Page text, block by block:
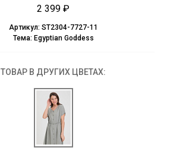
2 399 ₽
Артикул: ST2304-7727-11
Тема: Egyptian Goddess
ТОВАР В ДРУГИХ ЦВЕТАХ: